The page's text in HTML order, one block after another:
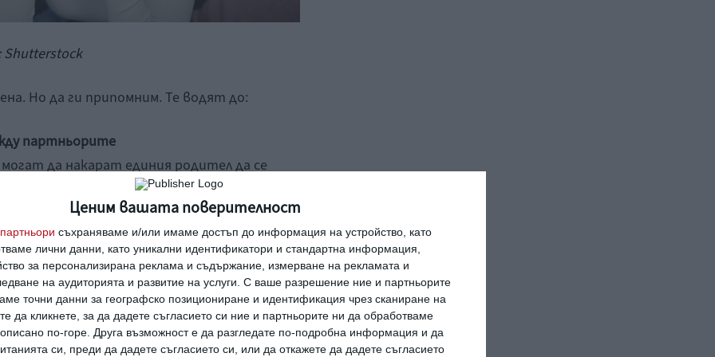
Ценим вашата поверителност
партньори съхраняваме и/или имаме достъп до информация на устройство, като
лични данни, като уникални идентификатори и стандартна информация,
за персонализирана реклама и съдържание, измерване на рекламата и
на аудиторията и развитие на услуги. С ваше разрешение ние и партньорите
точни данни за географско позициониране и идентификация чрез сканиране на
да кликнете, за да дадете съгласието си ние и партньорите ни да обработваме
описано по-горе. Друга възможност е да разгледате по-подробна информация и да
си, преди да дадете съгласието си, или да откажете да дадете съгласието
Но да ги припомним. Те водят до:
партньорите
да накарат единия родител да се
на детето, като ги обърква още
разсейват родителите от
Те са твърде заети със собствените си
инаблюдават. Това , което виждат в